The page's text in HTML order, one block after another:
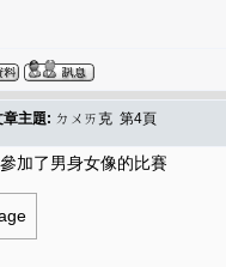
章主題: ㄉㄨㄞ克 第4頁
加了男身女像的比賽